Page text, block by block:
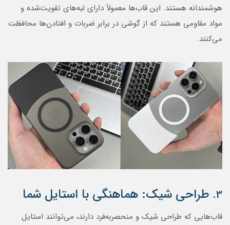
هوشمندانه هستند. این قاب‌ها معمولاً دارای لبه‌های تقویت‌شده و
مواد مقاومی هستند که از گوشی در برابر ضربات و افتادن‌ها محافظت
می‌کنند.
3. طراحی شیک: هماهنگی با استایل شما
قاب‌هایی که طراحی شیک و منحصربه‌فرد دارند، می‌توانند استایل